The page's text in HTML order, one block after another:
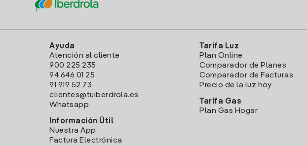
Ayuda
Atención al cliente
900 225 235
94 646 01 25
91 919 52 73
clientes@tuiberdrola.es
Whatsapp
Información Útil
Nuestra App
Factura Electrónica
Tarifa Luz
Plan Online
Comparador de Planes
Comparador de Facturas
Precio de la luz hoy
Tarifa Gas
Plan Gas Hogar